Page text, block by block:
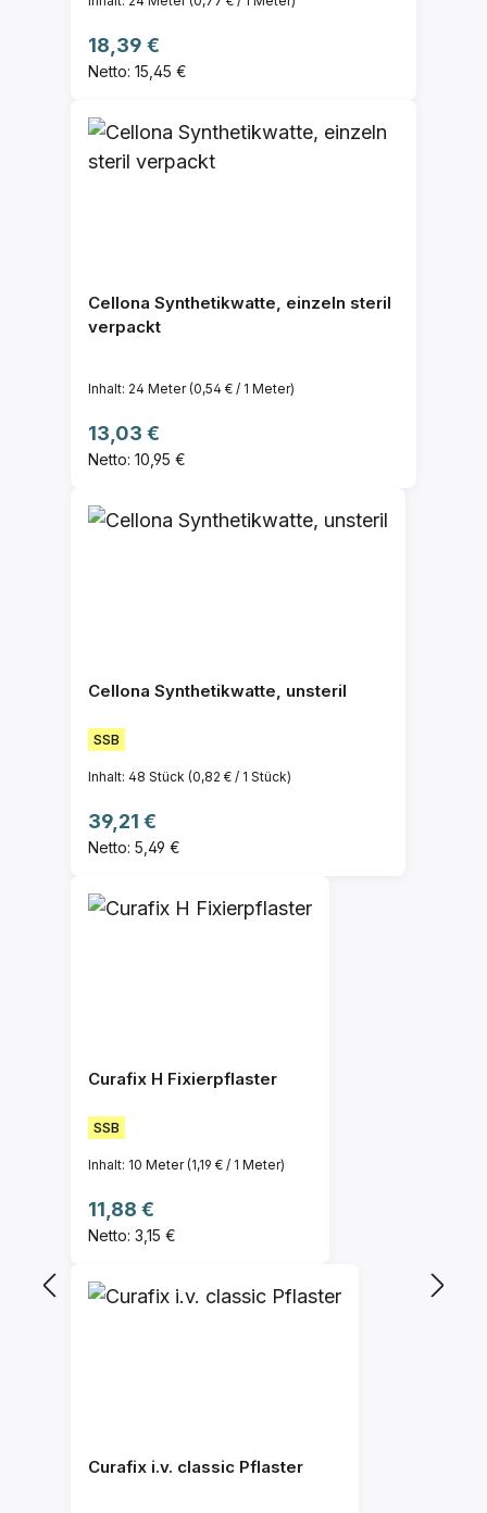
Regulärer Preis:
18,39 €
Netto: 15,45 €
Cellona Synthetikwatte, einzeln steril
verpackt
Inhalt: 24 Meter(0,54 € / 1 Meter)
Regulärer Preis:
13,03 €
Netto: 10,95 €
Cellona Synthetikwatte, unsteril
SSB
Inhalt: 48 Stück (0,82 € / 1 Stück)
Regulärer Preis:
39,21 €
Netto: 5,49 €
Curafix H Fixierpflaster
SSB
Inhalt: 10 Meter(1,19 € / 1 Meter)
Regulärer Preis:
11,88 €
Netto: 3,15 €
Curafix i.v. classic Pflaster